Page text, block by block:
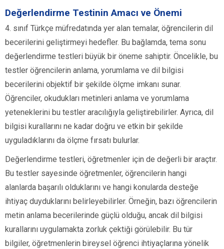
Değerlendirme Testinin Amacı ve Önemi
4. sınıf Türkçe müfredatında yer alan temalar, öğrencilerin dil
becerilerini geliştirmeyi hedefler. Bu bağlamda, tema sonu
değerlendirme testleri büyük bir öneme sahiptir. Öncelikle, bu
testler öğrencilerin anlama, yorumlama ve dil bilgisi
becerilerini objektif bir şekilde ölçme imkanı sunar.
Öğrenciler, okudukları metinleri anlama ve yorumlama
yeteneklerini bu testler aracılığıyla geliştirebilirler. Ayrıca, dil
bilgisi kurallarını ne kadar doğru ve etkin bir şekilde
uyguladıklarını da ölçme fırsatı bulurlar.
Değerlendirme testleri, öğretmenler için de değerli bir araçtır.
Bu testler sayesinde öğretmenler, öğrencilerin hangi
alanlarda başarılı olduklarını ve hangi konularda desteğe
ihtiyaç duyduklarını belirleyebilirler. Örneğin, bazı öğrencilerin
metin anlama becerilerinde güçlü olduğu, ancak dil bilgisi
kurallarını uygulamakta zorluk çektiği görülebilir. Bu tür
bilgiler, öğretmenlerin bireysel öğrenci ihtiyaçlarına yönelik